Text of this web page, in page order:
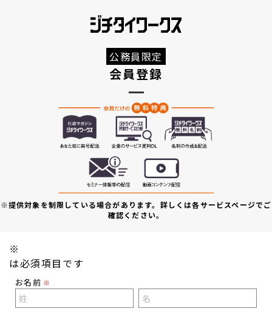
公務員限定
会員登録
※提供対象を制限している場合があります。詳しくは各サービスページでご
確認ください。
※
は必須項目です
お名前 ※